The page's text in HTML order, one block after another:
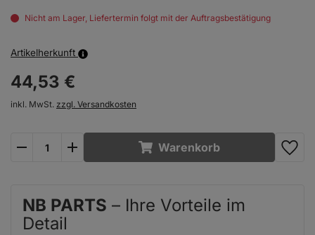
Nicht am Lager, Liefertermin folgt mit der Auftragsbestätigung
Artikelherkunft
44,53 €
inkl. MwSt. zzgl. Versandkosten
Warenkorb
NB PARTS – Ihre Vorteile im
Detail